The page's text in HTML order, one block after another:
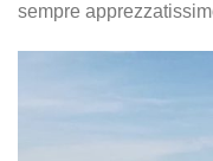
sempre